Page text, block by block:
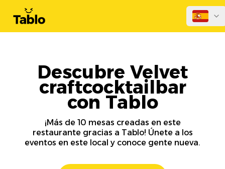
Descubre Velvet
craftcocktailbar
con Tablo
¡Más de 10 mesas creadas en este
restaurante gracias a Tablo! Únete a los
eventos en este local y conoce gente nueva.